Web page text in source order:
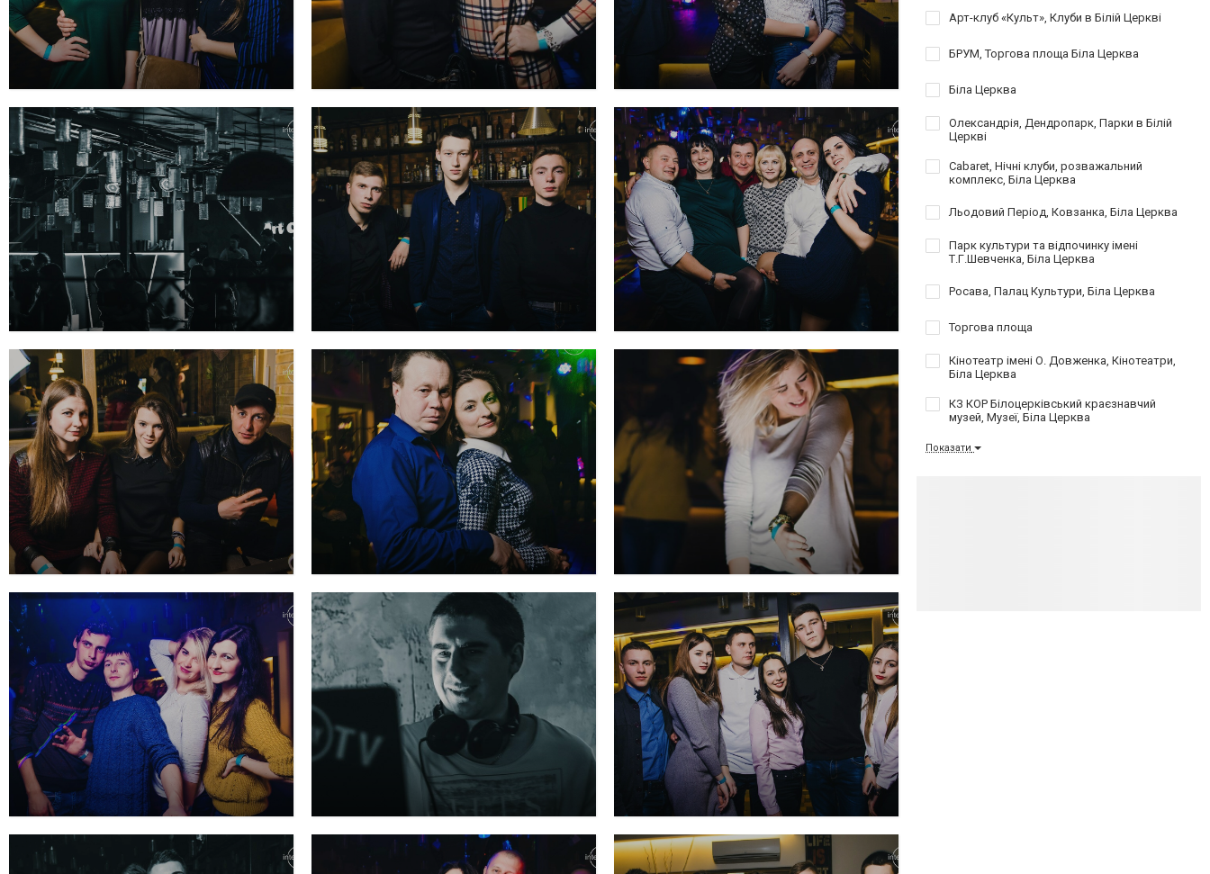
Арт-клуб «Культ», Клуби в Білій Церкві
БРУМ, Торгова площа Біла Церква
Біла Церква
Олександрія, Дендропарк, Парки в Білій
Церкві
Cabaret, Нічні клуби, розважальний
комплекс, Біла Церква
Льодовий Період, Ковзанка, Біла Церква
Парк культури та відпочинку імені
Т.Г.Шевченка, Біла Церква
Росава, Палац Культури, Біла Церква
Торгова площа
Кінотеатр імені О. Довженка, Кінотеатри,
Біла Церква
КЗ КОР Білоцерківський краєзнавчий
музей, Музеї, Біла Церква
Показати